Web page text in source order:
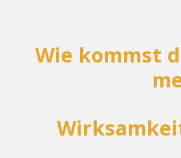
Wie kommst